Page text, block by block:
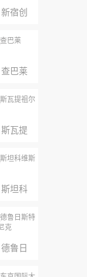
新宿创
造
查巴莱
斯瓦提
祖尔
斯坦科
维斯
德鲁日
斯特夫